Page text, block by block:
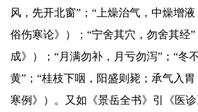
风，先开北窗”；“上燥治气，中燥增
俗伤寒论》）；“宁舍其穴，勿舍其经
成》）；“月满勿补，月亏勿泻”；“冬
黄”；“桂枝下咽，阳盛则毙；承气入
寒例》）。又如《景岳全书》引《医